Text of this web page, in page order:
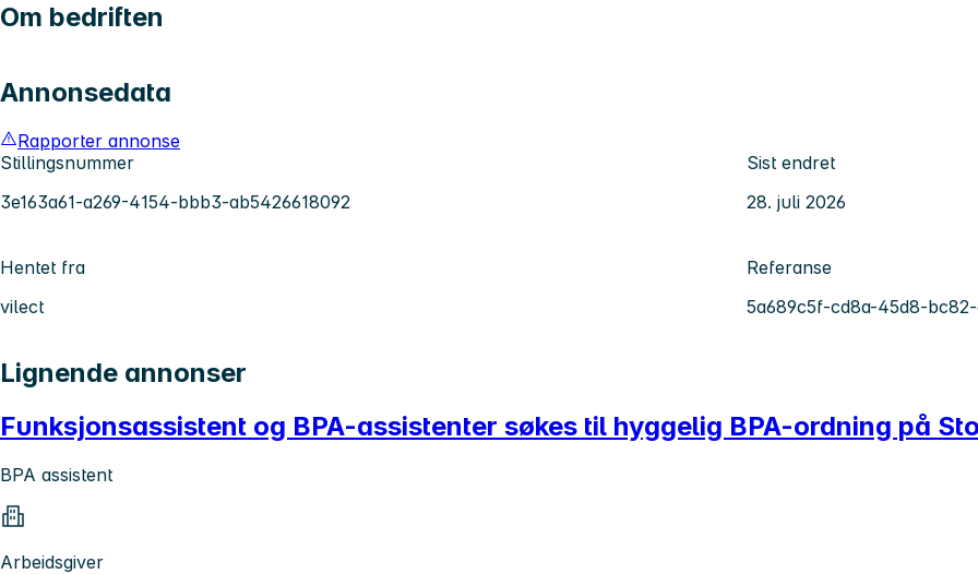
Om bedriften
Annonsedata
Rapporter annonse
Stillingsnummer
3e163a61-a269-4154-bbb3-ab5426618092
Sist endret
28. juli 2026
Hentet fra
vilect
Referanse
5a689c5f-cd8a-45d8-
Lignende annonser
Funksjonsassistent og BPA-assistenter søkes til hyggelig BPA-ordning på
BPA assistent
Arbeidsgiver